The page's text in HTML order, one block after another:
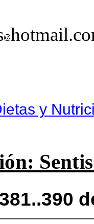
y
381..390